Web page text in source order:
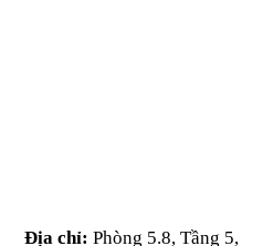
Địa chỉ: Phòng 5.8, Tầng 5,